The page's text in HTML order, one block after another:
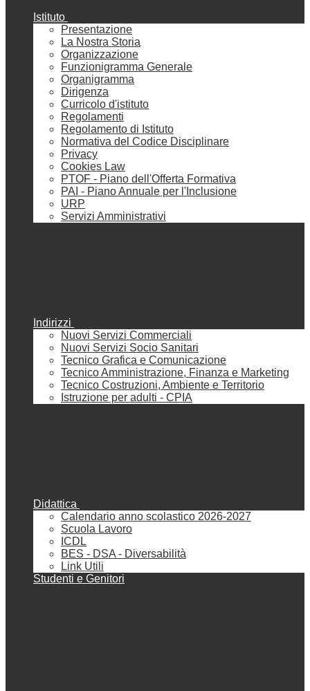
Istituto
Presentazione
La Nostra Storia
Organizzazione
Funzionigramma Generale
Organigramma
Dirigenza
Curricolo d'istituto
Regolamenti
Regolamento di Istituto
Normativa del Codice Disciplinare
Privacy
Cookies Law
PTOF - Piano dell'Offerta Formativa
PAI - Piano Annuale per l'Inclusione
URP
Servizi Amministrativi
Indirizzi
Nuovi Servizi Commerciali
Nuovi Servizi Socio Sanitari
Tecnico Grafica e Comunicazione
Tecnico Amministrazione, Finanza e Marketing
Tecnico Costruzioni, Ambiente e Territorio
Istruzione per adulti - CPIA
Didattica
Calendario anno scolastico 2026-2027
Scuola Lavoro
ICDL
BES - DSA - Diversabilità
Link Utili
Studenti e Genitori